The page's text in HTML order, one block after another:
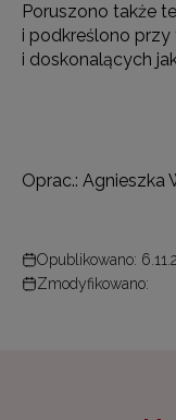
Poruszono także
i podkreślono
i doskonalących
Oprac.: Agnieszka
Opublikowano:
Zmodyfikowano: